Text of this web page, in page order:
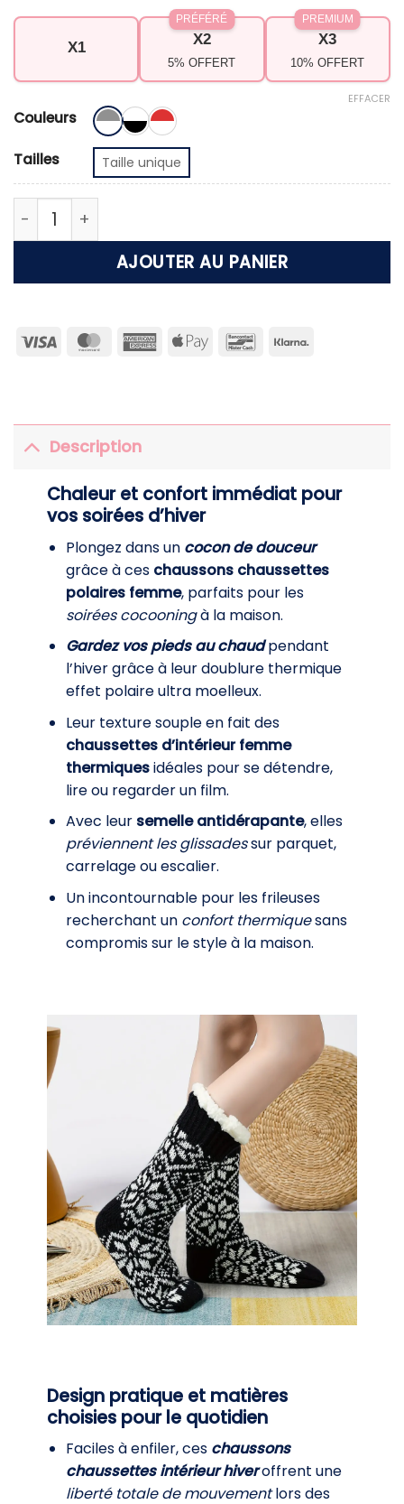
X1 X2
5% OFFERT
PRÉFÉRÉ
X3
10% OFFERT
PREMIUM
Couleurs
Tailles Taille unique
EFFACER
quantité de Chaussons chaussettes polaires
AJOUTER AU PANIER
Visa MasterCardAmericanApple
Bancontact
Klarna
Description
Chaleur et confort immédiat pour
vos soirées d’hiver
Plongez dans un cocon de douceur
grâce à ces chaussons chaussettes
polaires femme, parfaits pour les
soirées cocooningà la maison.
Gardez vos pieds au chaudpendant
l’hiver grâce à leur doublure thermique
effet polaire ultra moelleux.
Leur texture souple en fait des
chaussettes d’intérieur femme
thermiquesidéales pour se détendre,
lire ou regarder un film.
Avec leur semelle antidérapante, elles
préviennent les glissadessur parquet,
carrelage ou escalier.
Un incontournable pour les frileuses
recherchant un confort thermiquesans
compromis sur le style à la maison.
Design pratique et matières
choisies pour le quotidien
Faciles à enfiler, ces chaussons
chaussettes intérieur hiveroffrent une
liberté totale de mouvementlors des